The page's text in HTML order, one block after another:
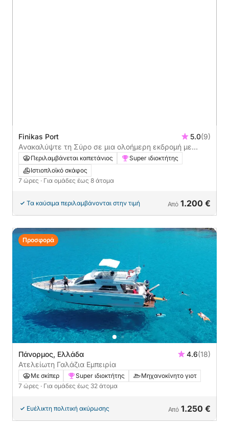
Finikas Port 5.0(9)
Ανακαλύψτε τη Σύρο σε μια ολοήμερη εκδρομή με
ιστιοπλοϊκό
Περιλαμβάνεται καπετάνιος
Super ιδιοκτήτης
Ιστιοπλοϊκό σκάφος
7 ώρες · Για ομάδες έως 8 άτομα
Τα καύσιμα περιλαμβάνονται στην τιμή Από 1.200 €
Πάνορμος, Ελλάδα 4.6(18)
Ατελείωτη Γαλάζια Εμπειρία
Με σκίπερ Super ιδιοκτήτης
Μηχανοκίνητο γιοτ
7 ώρες · Για ομάδες έως 32 άτομα
Ευέλικτη πολιτική ακύρωσης Από 1.250 €
Προσφορά